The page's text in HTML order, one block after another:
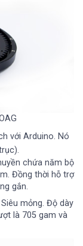
với Arduino. Nó
chứa năm bộ
Đồng thời hỗ trợ
gắn.
mỏng. Độ dày
là 705 gam và